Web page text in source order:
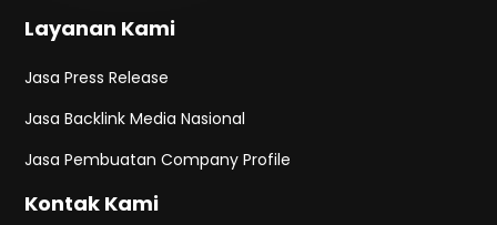
Layanan Kami
Jasa Press Release
Jasa Backlink Media Nasional
Jasa Pembuatan Company Profile
Kontak Kami